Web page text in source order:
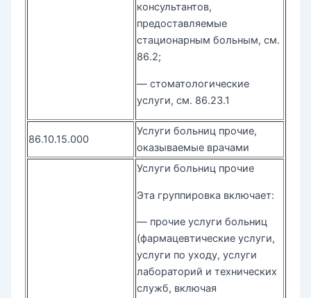
консультантов,
предоставляемые
стационарным больным, см.
86.2;
— стоматологические
услуги, см. 86.23.1
86.10.15.000
Услуги больниц прочие,
оказываемые врачами
Услуги больниц прочие
Эта группировка включает:
— прочие услуги больниц
(фармацевтические услуги,
услуги по уходу, услуги
лабораторий и технических
служб, включая